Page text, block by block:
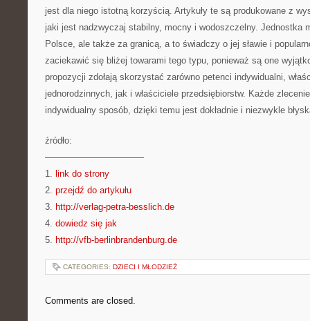
jest dla niego istotną korzyścią. Artykuły te są produkowane z
jaki jest nadzwyczaj stabilny, mocny i wodoszczelny. Jednostka
Polsce, ale także za granicą, a to świadczy o jej sławie i
zaciekawić się bliżej towarami tego typu, ponieważ są one
propozycji zdołają skorzystać zarówno petenci indywidualni,
jednorodzinnych, jak i właściciele przedsiębiorstw. Każde
indywidualny sposób, dzięki temu jest dokładnie i niezwykle
źródło:
———————————
1. link do strony
2. przejdź do artykułu
3. http://verlag-petra-besslich.de
4. dowiedz się jak
5. http://vfb-berlinbrandenburg.de
CATEGORIES: DZIECI I MŁODZIEŻ
Comments are closed.